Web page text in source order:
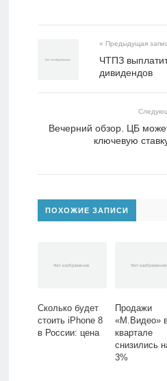
« Предыдущая
ЧТПЗ
дивидендов
Вечерний обзор. ЦБ
ключевую
ПОХОЖИЕ ЗАПИСИ
Сколько будет
стоить iPhone 8
в России: цена
Продажи
«М.Видео» в
квартале
снизились
3%